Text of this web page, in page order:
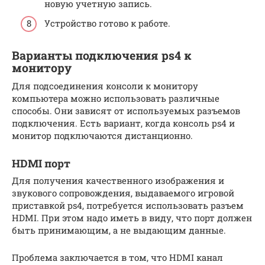
новую учетную запись.
Устройство готово к работе.
Варианты подключения ps4 к
монитору
Для подсоединения консоли к монитору
компьютера можно использовать различные
способы. Они зависят от используемых разъемов
подключения. Есть вариант, когда консоль ps4 и
монитор подключаются дистанционно.
HDMI порт
Для получения качественного изображения и
звукового сопровождения, выдаваемого игровой
приставкой ps4, потребуется использовать разъем
HDMI. При этом надо иметь в виду, что порт должен
быть принимающим, а не выдающим данные.
Проблема заключается в том, что НDMI канал